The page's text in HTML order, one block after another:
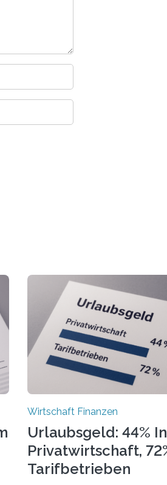
Wirtschaft Finanzen
Urlaubsgeld: 44%
Privatwirtschaft,
Tarifbetrieben